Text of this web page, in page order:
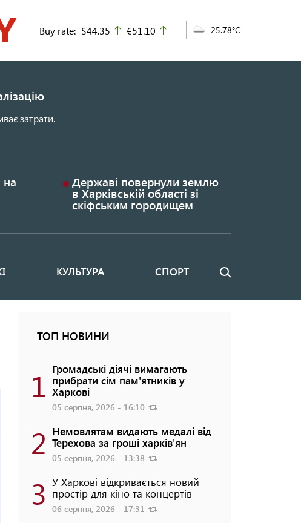
Buy rate: $44.35 up
€51.10 25.78°C
затрати.
на Державі повернули землю
в Харківській області зі
скіфським городищем
КУЛЬТУРА СПОРТ Пошук
ТОП НОВИНИ
1 Громадські діячі вимагають
прибрати сім пам'ятників у
Харкові
05 серпня, 2026 - 16:10
2 Немовлятам видають медалі від
Терехова за гроші харків'ян
05 серпня, 2026 - 13:38
3 У Харкові відкривається новий
простір для кіно та концертів
06 серпня, 2026 - 17:31